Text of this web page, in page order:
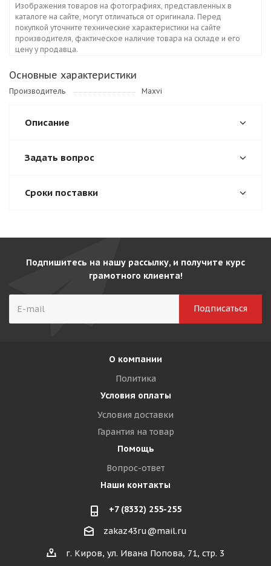
Изображения товаров на фотографиях, представленных в
каталоге на сайте, могут отличаться от оригинала. Перед
покупкой уточните технические характеристики на сайте
производителя, фактическое наличие товара на складе и его
цену у продавца.
Основные характеристики
Производитель Maxvi
Описание
Задать вопрос
Сроки поставки
Подпишитесь на нашу рассылку, и получите курс
грамотного клиента!
О компании
Политика
Условия оплаты
Условия доставки
Гарантия на товар
Помощь
Вопрос-ответ
Наши контакты
+7 (8332) 255-255
zakaz43ru@mail.ru
г. Киров, ул. Ивана Попова, 71, стр. 3